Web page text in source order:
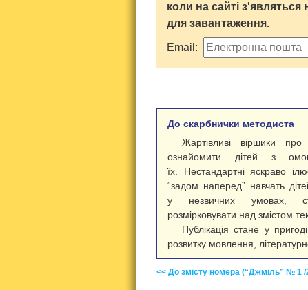
коли на сайті з'являться
для завантаження.
Email:
До скарбнички методиста
Жартівливі віршики
ознайомити дітей з
їх. Нестандартні яскраво
“задом наперед” навчать
у незвичних умовах,
розмірковувати над змістом
Публікація стане у
розвитку мовлення,
<< До змісту номера (“Джміль” № 1 /